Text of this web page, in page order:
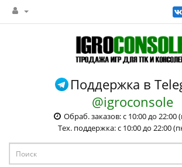
Поддержка в
@igroconsole
Обраб. заказов: с 10:00 до 22:00
Тех. поддержка: с 10:00 до 22:00